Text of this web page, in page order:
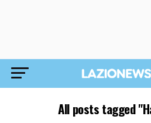
All posts tagged